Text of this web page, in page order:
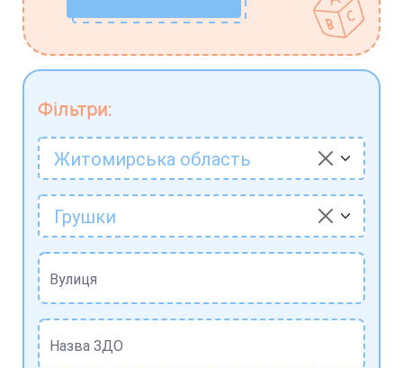
Фільтри:
Житомирська область
Грушки
Вулиця
Назва ЗДО